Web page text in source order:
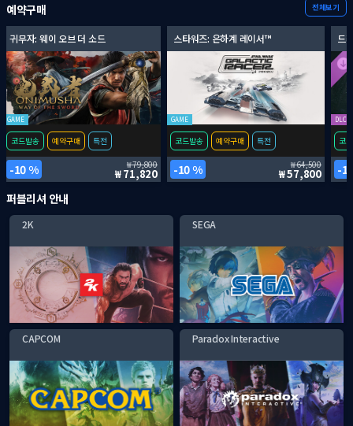
예약구매 전체보기
귀무자: 웨이 오브 더 소드
GAME
코드발송 예약구매 특전
10 % 79,800
71,820
스타워즈: 은하계 레이서™
GAME
코드발송 예약구매 특전
10 % 64,500
57,800
드
DLC
코
퍼블리셔 안내
2K SEGA
CAPCOM Paradox Interactive